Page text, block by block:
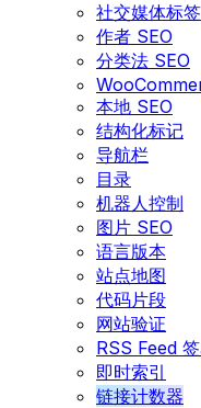
社交媒体标签
作者 SEO
分类法 SEO
本地 SEO
结构化标记
导航栏
目录
机器人控制
图片 SEO
语言版本
站点地图
代码片段
网站验证
RSS Feed
即时索引
链接计数器